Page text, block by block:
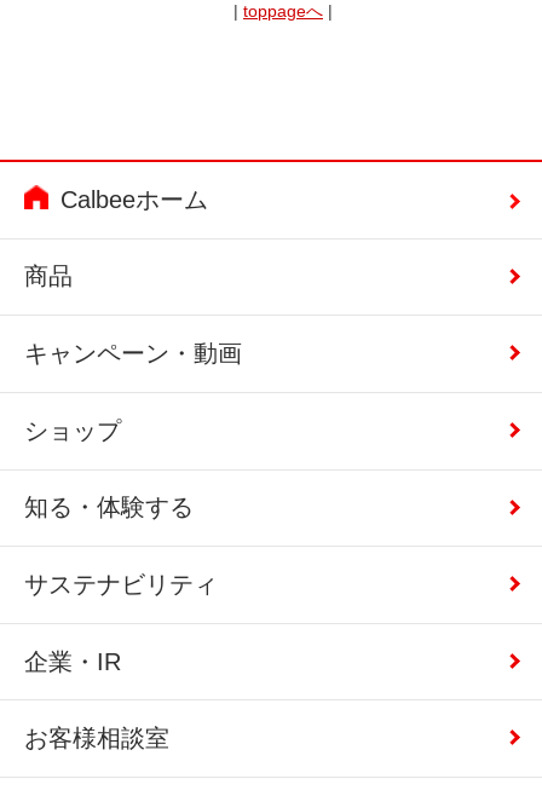
| toppageへ |
Calbeeホーム
商品
キャンペーン・動画
ショップ
知る・体験する
サステナビリティ
企業・IR
お客様相談室